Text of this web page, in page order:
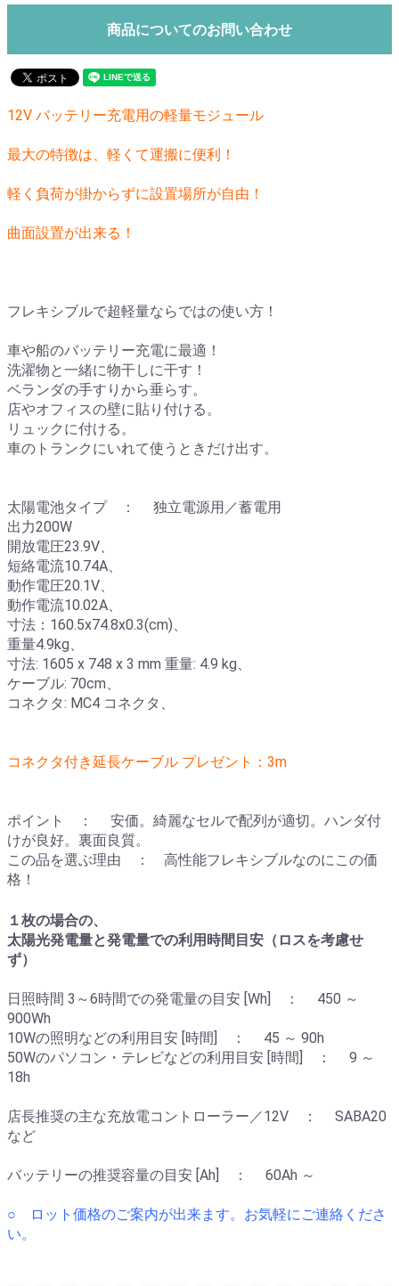
商品についてのお問い合わせ
12V バッテリー充電用の軽量モジュール
最大の特徴は、軽くて運搬に便利！
軽く負荷が掛からずに設置場所が自由！
曲面設置が出来る！
フレキシブルで超軽量ならではの使い方！
車や船のバッテリー充電に最適！
洗濯物と一緒に物干しに干す！
ベランダの手すりから垂らす。
店やオフィスの壁に貼り付ける。
リュックに付ける。
車のトランクにいれて使うときだけ出す。
太陽電池タイプ ： 独立電源用／蓄電用
出力200W
開放電圧23.9V、
短絡電流10.74A、
動作電圧20.1V、
動作電流10.02A、
寸法：160.5x74.8x0.3(cm)、
重量4.9kg、
寸法: 1605 x 748 x 3 mm 重量: 4.9 kg、
ケーブル: 70cm、
コネクタ: MC4 コネクタ、
コネクタ付き延長ケーブル プレゼント：3m
ポイント ： 安価。綺麗なセルで配列が適切。ハンダ付
けが良好。裏面良質。
この品を選ぶ理由 ： 高性能フレキシブルなのにこの価
格！
１枚の場合の、
太陽光発電量と発電量での利用時間目安（ロスを考慮せ
ず）
日照時間 3～6時間での発電量の目安 [Wh] ： 450 ～
900Wh
10Wの照明などの利用目安 [時間] ： 45 ～ 90h
50Wのパソコン・テレビなどの利用目安 [時間] ： 9 ～
18h
店長推奨の主な充放電コントローラー／12V ： SABA20
など
バッテリーの推奨容量の目安 [Ah] ： 60Ah ～
○ ロット価格のご案内が出来ます。お気軽にご連絡くださ
い。